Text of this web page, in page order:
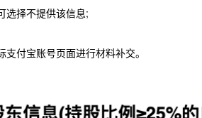
选择不提供该信息;
付宝账号页面进行材料补交。